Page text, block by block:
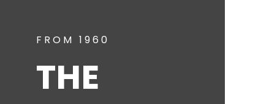
FROM 1960
THE